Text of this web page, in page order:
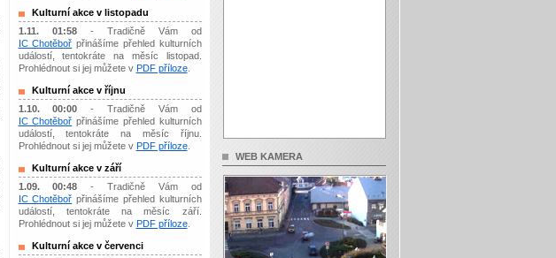
Kulturní akce v listopadu
1.11. 01:58- Tradičně Vám od
IC Chotěboř přinášíme přehled kulturních
událostí, tentokráte na měsíc listopad.
Prohlédnout si jej můžete v PDF příloze.
Kulturní akce v říjnu
1.10. 00:00 - Tradičně Vám od
IC Chotěboř přinášíme přehled kulturních
událostí, tentokráte na měsíc říjnu.
Prohlédnout si jej můžete v PDF příloze.
Kulturní akce v září
1.09. 00:48 - Tradičně Vám od
IC Chotěboř přinášíme přehled kulturních
událostí, tentokráte na měsíc září.
Prohlédnout si jej můžete v PDF příloze.
Kulturní akce v červenci
WEB KAMERA